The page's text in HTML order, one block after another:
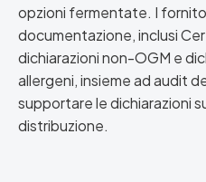
opzioni fermentate. I
documentazione, inclusi
dichiarazioni non-OGM e
allergeni, insieme ad audit
supportare le dichiarazioni
distribuzione.